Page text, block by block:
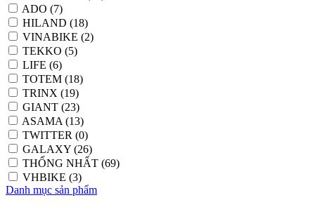
ADO (7)
HILAND (18)
VINABIKE (2)
TEKKO (5)
LIFE (6)
TOTEM (18)
TRINX (19)
GIANT (23)
ASAMA (13)
TWITTER (0)
GALAXY (26)
THỐNG NHẤT (69)
VHBIKE (3)
Danh mục sản phẩm